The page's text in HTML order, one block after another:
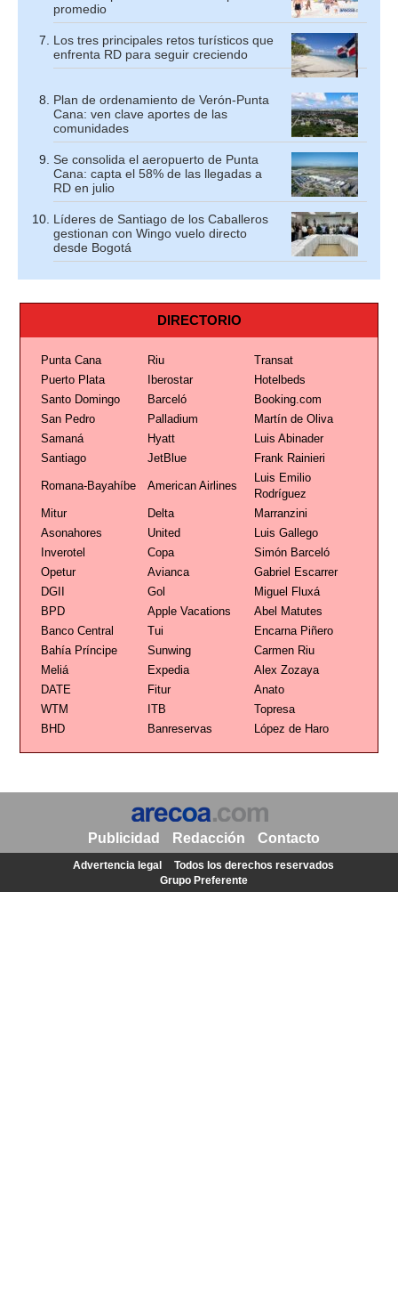
promedio
Los tres principales retos turísticos que
enfrenta RD para seguir creciendo
Plan de ordenamiento de Verón-Punta
Cana: ven clave aportes de las
comunidades
Se consolida el aeropuerto de Punta
Cana: capta el 58% de las llegadas a
RD en julio
Líderes de Santiago de los Caballeros
gestionan con Wingo vuelo directo
desde Bogotá
DIRECTORIO
Punta Cana Riu
Transat
Puerto Plata
Iberostar
Hotelbeds
Santo Domingo
Barceló
Booking.com
San Pedro
Palladium
Martín de Oliva
Samaná
Hyatt
Luis Abinader
Santiago
JetBlue Frank Rainieri
Romana-Bayahíbe American Airlines
Luis Emilio
Rodríguez
Mitur
Delta
Marranzini
Asonahores
United
Luis Gallego
Inverotel
Copa
Simón Barceló
Opetur
Avianca
Gabriel Escarrer
DGII
Gol
Miguel Fluxá
BPD
Apple Vacations
Abel Matutes
Banco Central
Tui
Encarna Piñero
Bahía Príncipe
Sunwing
Carmen Riu
Meliá
Expedia
Alex Zozaya
DATE
Fitur
Anato
WTM
ITB
Topresa
BHD
Banreservas López de Haro
Publicidad Redacción Contacto
Advertencia legal
Todos los derechos reservados
Grupo Preferente